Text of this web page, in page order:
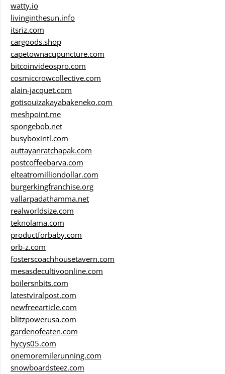
watty.io
livinginthesun.info
itsriz.com
cargoods.shop
capetownacupuncture.com
bitcoinvideospro.com
cosmiccrowcollective.com
alain-jacquet.com
gotisouizakayabakeneko.com
meshpoint.me
spongebob.net
busyboxintl.com
auttayanratchapak.com
postcoffeebarva.com
elteatromilliondollar.com
burgerkingfranchise.org
vallarpadathamma.net
realworldsize.com
teknolama.com
productforbaby.com
orb-z.com
fosterscoachhousetavern.com
mesasdecultivoonline.com
boilersnbits.com
latestviralpost.com
newfreearticle.com
blitzpowerusa.com
gardenofeaten.com
hycys05.com
onemoremilerunning.com
snowboardsteez.com